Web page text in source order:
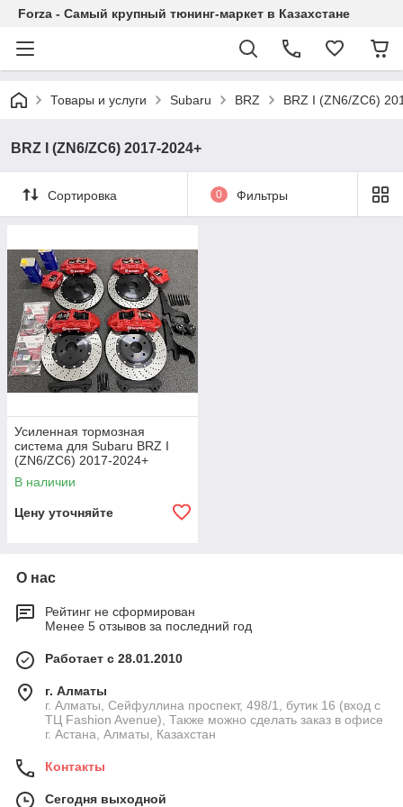
Forza - Самый крупный тюнинг-маркет в Казахстане
Товары и услуги Subaru BRZ BRZ I (ZN6/ZC6)
BRZ I (ZN6/ZC6) 2017-2024+
Сортировка 0 Фильтры
Усиленная тормозная
система для Subaru BRZ I
(ZN6/ZC6) 2017-2024+
В наличии
Цену уточняйте
О нас
Рейтинг не сформирован
Менее 5 отзывов за последний год
Работает с 28.01.2010
г. Алматы
г. Алматы, Сейфуллина проспект, 498/1, бутик 16 (вход с
ТЦ Fashion Avenue), Также можно сделать заказ в офисе
г. Астана, Алматы, Казахстан
Контакты
Сегодня выходной